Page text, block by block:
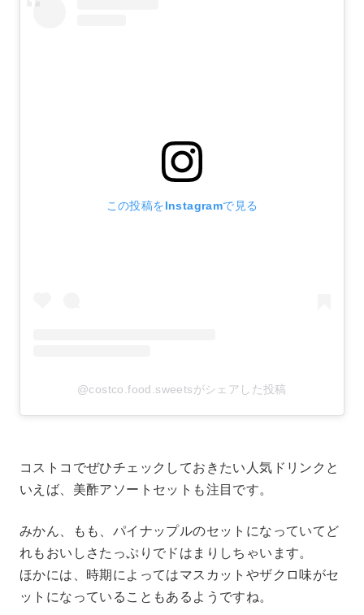
この投稿をInstagramで見る
@costco.food.sweetsがシェアした投稿
コストコでぜひチェックしておきたい人気ドリンクと
いえば、美酢アソートセットも注目です。
みかん、もも、パイナップルのセットになっていてど
れもおいしさたっぷりでドはまりしちゃいます。
ほかには、時期によってはマスカットやザクロ味がセ
ットになっていることもあるようですね。